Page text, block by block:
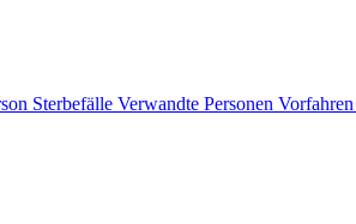
Sterbefälle Verwandte Personen Vorfahren